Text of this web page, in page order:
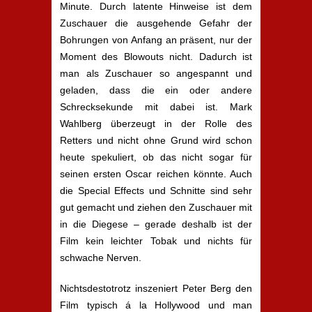
Minute. Durch latente Hinweise ist dem
Zuschauer die ausgehende Gefahr der
Bohrungen von Anfang an präsent, nur der
Moment des Blowouts nicht. Dadurch ist
man als Zuschauer so angespannt und
geladen, dass die ein oder andere
Schrecksekunde mit dabei ist. Mark
Wahlberg überzeugt in der Rolle des
Retters und nicht ohne Grund wird schon
heute spekuliert, ob das nicht sogar für
seinen ersten Oscar reichen könnte. Auch
die Special Effects und Schnitte sind sehr
gut gemacht und ziehen den Zuschauer mit
in die Diegese – gerade deshalb ist der
Film kein leichter Tobak und nichts für
schwache Nerven.
Nichtsdestotrotz inszeniert Peter Berg den
Film typisch á la Hollywood und man